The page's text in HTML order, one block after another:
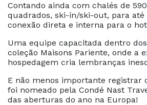
Contando ainda com chalés de
quadrados, ski-in/ski-out, para até
conexão direta e interna para o
Uma equipe capacitada dentro
coleção Maisons Pariente, onde a
hospedagem cria lembranças
E não menos importante registrar
foi nomeado pela Condé Nast
das aberturas do ano na Europa!